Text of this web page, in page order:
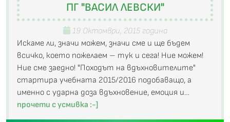
ПГ "ВАСИЛ ЛЕВСКИ"
19 Октомври, 2015 година
Искаме ли, значи можем, значи сме и ще бъдем
всичко, което пожелаем – тук и сега! Ние можем!
Ние сме заедно! "Походът на вдъхновителите"
стартира учебната 2015/2016 подобаващо, а
именно с ударна доза вдъхновение, емоция и…
прочети с усмивка :-]